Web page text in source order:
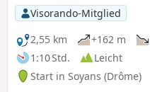
Visorando-Mitglied
2,55 km
+162 m
1:10 Std.
Leicht
Start in Soyans (Drôme)